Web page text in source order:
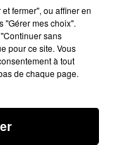
À 15H00
fermer", ou affiner en
"Gérer mes choix".
sans
pour ce site. Vous
à tout
de chaque page.